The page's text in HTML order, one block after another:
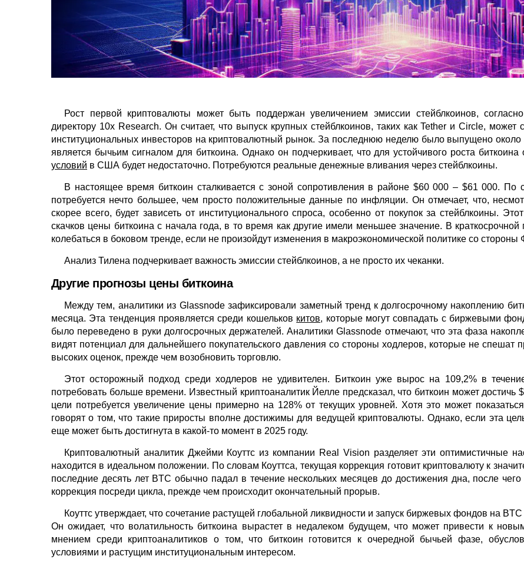
Рост первой криптовалюты может быть поддержан увеличением эмиссии стейблкоинов,
директору 10x Research. Он считает, что выпуск крупных стейблкоинов, таких как Tether и Circle, может
институциональных инвесторов на криптовалютный рынок. За последнюю неделю было выпущено
является бычьим сигналом для биткоина. Однако он подчеркивает, что для устойчивого роста
условий в США будет недостаточно. Потребуются реальные денежные вливания через стейблкоины.
В настоящее время биткоин сталкивается с зоной сопротивления в районе $60 000 – $61 000. По
потребуется нечто большее, чем просто положительные данные по инфляции. Он отмечает, что,
скорее всего, будет зависеть от институционального спроса, особенно от покупок за стейблкоины.
скачков цены биткоина с начала года, в то время как другие имели меньшее значение. В
колебаться в боковом тренде, если не произойдут изменения в макроэкономической политике со
Анализ Тилена подчеркивает важность эмиссии стейблкоинов, а не просто их чеканки.
Другие прогнозы цены биткоина
Между тем, аналитики из Glassnode зафиксировали заметный тренд к долгосрочному накоплению
месяца. Эта тенденция проявляется среди кошельков китов, которые могут совпадать с биржевыми
было переведено в руки долгосрочных держателей. Аналитики Glassnode отмечают, что эта фаза
видят потенциал для дальнейшего покупательского давления со стороны ходлеров, которые не спешат
высоких оценок, прежде чем возобновить торговлю.
Этот осторожный подход среди ходлеров не удивителен. Биткоин уже вырос на 109,2% в
потребовать больше времени. Известный криптоаналитик Йелле предсказал, что биткоин может достичь
цели потребуется увеличение цены примерно на 128% от текущих уровней. Хотя это может
говорят о том, что такие приросты вполне достижимы для ведущей криптовалюты. Однако, если эта
еще может быть достигнута в какой-то момент в 2025 году.
Криптовалютный аналитик Джейми Коуттс из компании Real Vision разделяет эти оптимистичные
находится в идеальном положении. По словам Коуттса, текущая коррекция готовит криптовалюту к
последние десять лет BTC обычно падал в течение нескольких месяцев до достижения дна, после
коррекция посреди цикла, прежде чем происходит окончательный прорыв.
Коуттс утверждает, что сочетание растущей глобальной ликвидности и запуск биржевых фондов на
Он ожидает, что волатильность биткоина вырастет в недалеком будущем, что может привести к
мнением среди криптоаналитиков о том, что биткоин готовится к очередной бычьей фазе,
условиями и растущим институциональным интересом.